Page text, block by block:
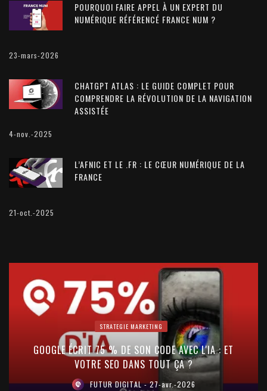
POURQUOI FAIRE APPEL À UN EXPERT DU
NUMÉRIQUE RÉFÉRENCÉ FRANCE NUM ?
23-mars-2026
CHATGPT ATLAS : LE GUIDE COMPLET POUR
COMPRENDRE LA RÉVOLUTION DE LA NAVIGATION
ASSISTÉE
4-nov.-2025
L’AFNIC ET LE .FR : LE CŒUR NUMÉRIQUE DE LA
FRANCE
21-oct.-2025
STRATEGIE MARKETING
GOOGLE ÉCRIT 75 % DE SON CODE AVEC L'IA : ET
VOTRE SEO DANS TOUT ÇA ?
FUTUR DIGITAL 27-avr.-2026